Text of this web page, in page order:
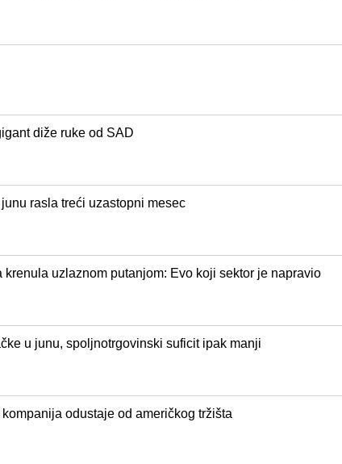
diže ruke od SAD
rasla treći uzastopni mesec
krenula uzlaznom putanjom: Evo koji sektor je napravio
u junu, spoljnotrgovinski suficit ipak manji
odustaje od američkog tržišta